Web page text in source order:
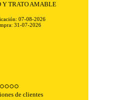
Y TRATO AMABLE
07-08-2026
31-07-2026
de clientes
para que el sitio web
desactivar en nuestros sistemas.
VSF904, PHPSESSID, wp-settings-1,
1, _evCo, _evCoLT